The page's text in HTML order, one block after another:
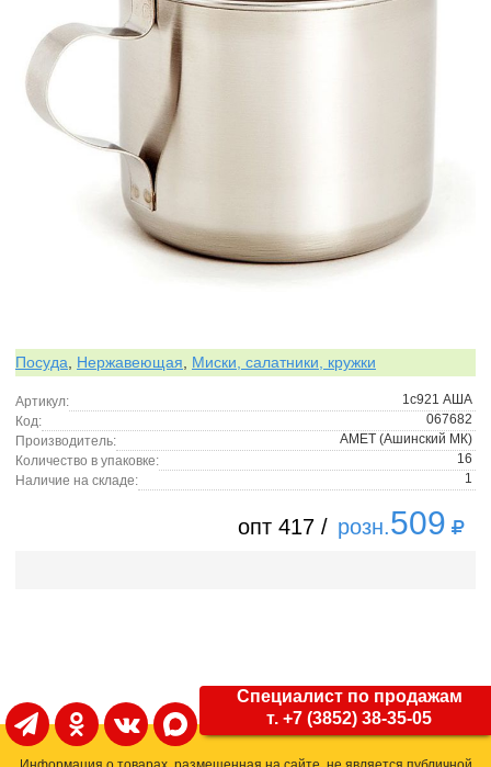
Посуда Нержавеющая Миски, салатники, кружки
Артикул:
1с921 АША
Код:
067682
Производитель:
АМЕТ (Ашинский МК)
Количество в упаковке:
16
Наличие на складе:
1
опт 417 / розн.509
Специалист по продажам
т. +7 (3852) 38-35-05